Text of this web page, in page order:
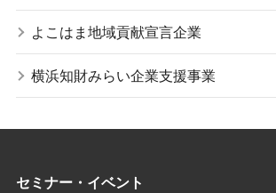
よこはま地域貢献宣言企業
横浜知財みらい企業支援事業
セミナー・イベント